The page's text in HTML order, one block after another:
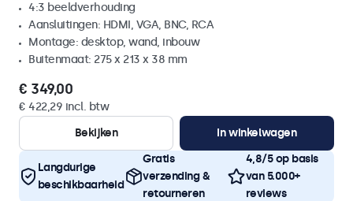
4:3 beeldverhouding
Aansluitingen: HDMI, VGA, BNC, RCA
Montage: desktop, wand, inbouw
Buitenmaat: 275 x 213 x 38 mm
€ 349,00
€ 422,29 incl. btw
Bekijken
In winkelwagen
Langdurige
beschikbaarheid
Gratis
verzending &
retourneren
4,8/5 op basis
van 5.000+
reviews